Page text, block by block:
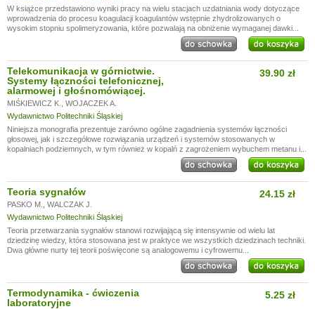
W książce przedstawiono wyniki pracy na wielu stacjach uzdatniania wody dotyczące
wprowadzenia do procesu koagulacji koagulantów wstępnie zhydrolizowanych o
wysokim stopniu spolimeryzowania, które pozwalają na obniżenie wymaganej dawki...
Telekomunikacja w górnictwie.
Systemy łączności telefonicznej,
alarmowej i głośnomówiącej.
MIŚKIEWICZ K.
WOJACZEK A.
Wydawnictwo Politechniki Śląskiej
39.90 zł
Niniejsza monografia prezentuje zarówno ogólne zagadnienia systemów łączności
głosowej, jak i szczegółowe rozwiązania urządzeń i systemów stosowanych w
kopalniach podziemnych, w tym również w kopalń z zagrożeniem wybuchem metanu i...
Teoria sygnałów
PASKO M.
WALCZAK J.
Wydawnictwo Politechniki Śląskiej
24.15 zł
Teoria przetwarzania sygnałów stanowi rozwijającą się intensywnie od wielu lat
dziedzinę wiedzy, która stosowana jest w praktyce we wszystkich dziedzinach techniki.
Dwa główne nurty tej teorii poświęcone są analogowemu i cyfrowemu...
Termodynamika - ćwiczenia
laboratoryjne
5.25 zł